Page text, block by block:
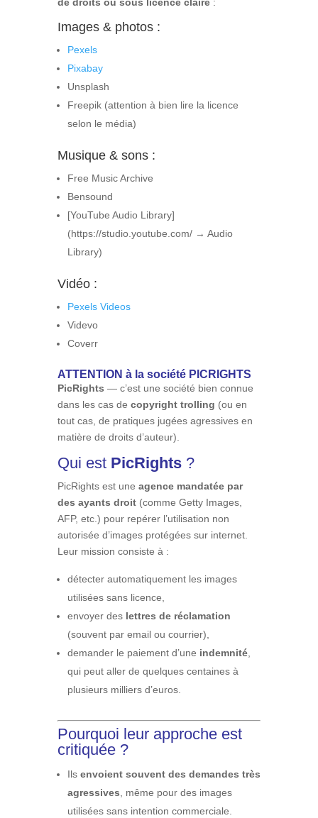
Images & photos :
Pexels
Pixabay
Unsplash
Freepik (attention à bien lire la licence
selon le média)
Musique & sons :
Free Music Archive
Bensound
[YouTube Audio Library]
(https://studio.youtube.com/ → Audio
Library)
Vidéo :
Pexels Videos
Videvo
Coverr
ATTENTION à la société PICRIGHTS
PicRights — c’est une société bien connue
dans les cas de copyright trolling (ou en
tout cas, de pratiques jugées agressives en
matière de droits d’auteur).
Qui est PicRights?
PicRights est une agence mandatée par
des ayants droit(comme Getty Images,
AFP, etc.) pour repérer l’utilisation non
autorisée d’images protégées sur internet.
Leur mission consiste à :
détecter automatiquement les images
utilisées sans licence,
envoyer des lettres de réclamation
(souvent par email ou courrier),
demander le paiement d’une indemnité,
qui peut aller de quelques centaines à
plusieurs milliers d’euros.
Pourquoi leur approche est
critiquée ?
Ils envoient souvent des demandes très
agressives , même pour des images
utilisées sans intention commerciale.